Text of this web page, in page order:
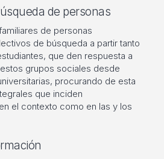
de personas
de personas
de búsqueda a partir tanto
que den respuesta a
grupos sociales desde
procurando de esta
que inciden
el contexto como en las y los